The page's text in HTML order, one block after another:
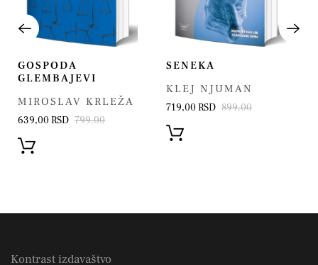
GOSPODA
GLEMBAJEVI
MIROSLAV KRLEŽA
639,00 RSD 799.00
SENEKA
KLEJ NJUMAN
719,00 RSD 899.00
Kontrast izdavaštvo